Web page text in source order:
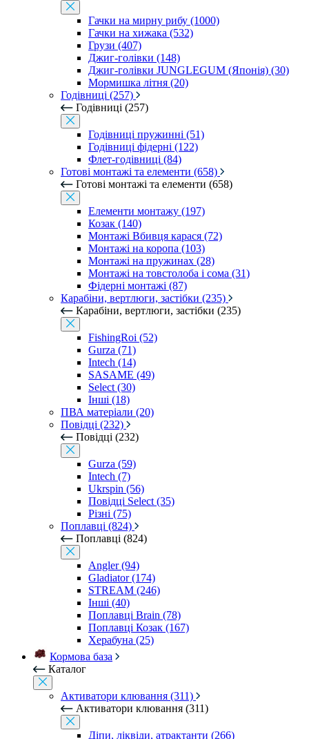
Гачки на мирну рибу (1000)
Гачки на хижака (532)
Грузи (407)
Джиг-голівки (148)
Джиг-голівки JUNGLEGUM (Японія) (30)
Мормишка літня (20)
Годівниці (257)
Годівниці (257)
Годівниці пружинні (51)
Годівниці фідерні (122)
Флет-годівниці (84)
Готові монтажі та елементи (658)
Готові монтажі та елементи (658)
Елементи монтажу (197)
Козак (140)
Монтажі Вбивця карася (72)
Монтажі на коропа (103)
Монтажі на пружинах (28)
Монтажі на товстолоба і сома (31)
Фідерні монтажі (87)
Карабіни, вертлюги, застібки (235)
Карабіни, вертлюги, застібки (235)
FishingRoi (52)
Gurza (71)
Intech (14)
SASAME (49)
Select (30)
Інші (18)
ПВА матеріали (20)
Повідці (232)
Повідці (232)
Gurza (59)
Intech (7)
Ukrspin (56)
Повідці Select (35)
Різні (75)
Поплавці (824)
Поплавці (824)
Angler (94)
Gladiator (174)
STREAM (246)
Інші (40)
Поплавці Brain (78)
Поплавці Козак (167)
Херабуна (25)
Кормова база
Каталог
Активатори клювання (311)
Активатори клювання (311)
Діпи, ліквіди, атрактанти (266)